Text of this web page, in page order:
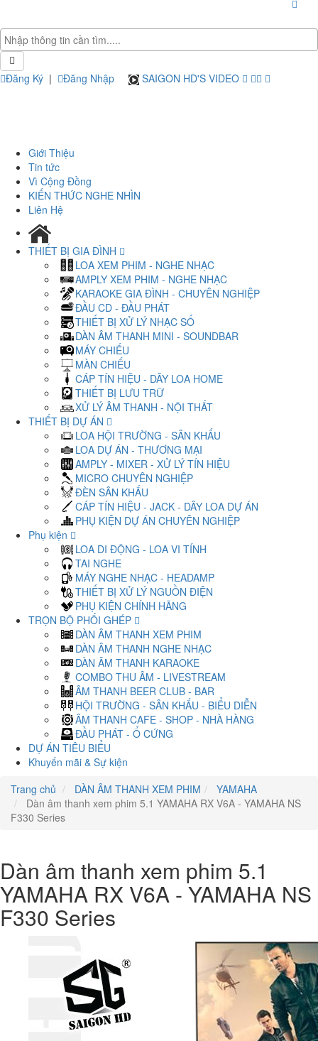
Đăng Ký | Đăng Nhập SAIGON HD'S VIDEO
Giới Thiệu
Tin tức
Vì Cộng Đồng
KIẾN THỨC NGHE NHÌN
Liên Hệ
THIẾT BỊ GIA ĐÌNH
LOA XEM PHIM - NGHE NHẠC
AMPLY XEM PHIM - NGHE NHẠC
KARAOKE GIA ĐÌNH - CHUYÊN NGHIỆP
ĐẦU CD - ĐẦU PHÁT
THIẾT BỊ XỬ LÝ NHẠC SỐ
DÀN ÂM THANH MINI - SOUNDBAR
MÁY CHIẾU
MÀN CHIẾU
CÁP TÍN HIỆU - DÂY LOA HOME
THIẾT BỊ LƯU TRỮ
XỬ LÝ ÂM THANH - NỘI THẤT
THIẾT BỊ DỰ ÁN
LOA HỘI TRƯỜNG - SÂN KHẤU
LOA DỰ ÁN - THƯƠNG MẠI
AMPLY - MIXER - XỬ LÝ TÍN HIỆU
MICRO CHUYÊN NGHIỆP
ĐÈN SÂN KHẤU
CÁP TÍN HIỆU - JACK - DÂY LOA DỰ ÁN
PHỤ KIỆN DỰ ÁN CHUYÊN NGHIỆP
Phụ kiện
LOA DI ĐỘNG - LOA VI TÍNH
TAI NGHE
MÁY NGHE NHẠC - HEADAMP
THIẾT BỊ XỬ LÝ NGUỒN ĐIỆN
PHỤ KIỆN CHÍNH HÃNG
TRỌN BỘ PHỐI GHÉP
DÀN ÂM THANH XEM PHIM
DÀN ÂM THANH NGHE NHẠC
DÀN ÂM THANH KARAOKE
COMBO THU ÂM - LIVESTREAM
ÂM THANH BEER CLUB - BAR
HỘI TRƯỜNG - SÂN KHẤU - BIỂU DIỄN
ÂM THANH CAFE - SHOP - NHÀ HÀNG
ĐẦU PHÁT - Ổ CỨNG
DỰ ÁN TIÊU BIỂU
Khuyến mãi & Sự kiện
Trang chủ
DÀN ÂM THANH XEM PHIM
YAMAHA
Dàn âm thanh xem phim 5.1 YAMAHA RX V6A - YAMAHA NS
F330 Series
Dàn âm thanh xem phim 5.1
YAMAHA RX V6A - YAMAHA NS
F330 Series